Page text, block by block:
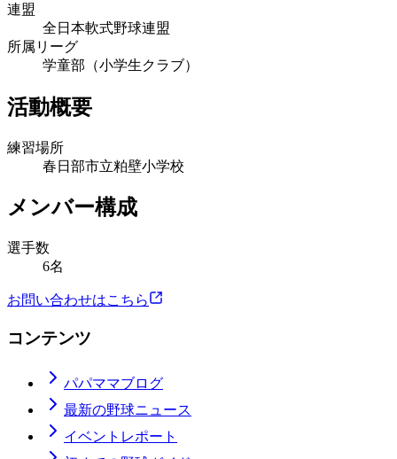
連盟
全日本軟式野球連盟
所属リーグ
学童部（小学生クラブ）
活動概要
練習場所
春日部市立粕壁小学校
メンバー構成
選手数
6名
お問い合わせはこちら
コンテンツ
パパママブログ
最新の野球ニュース
イベントレポート